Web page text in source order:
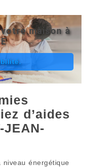
maison à
d’aides
énergétique